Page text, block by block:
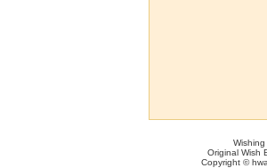
Original Wish
Copyright ©